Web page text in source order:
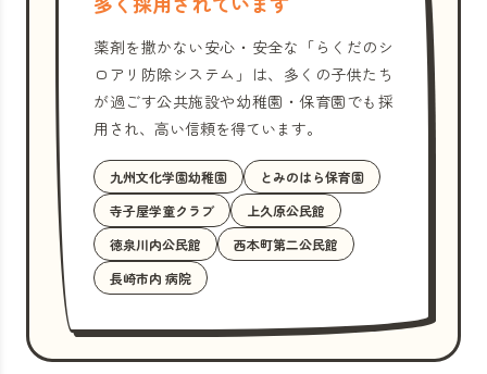
薬剤を撒かない安心・安全な「らくだのシ
ロアリ防除システム」は、多くの子供たち
が過ごす公共施設や幼稚園・保育園でも採
用され、高い信頼を得ています。
九州文化学園幼稚園
とみのはら保育園
寺子屋学童クラブ
上久原公民館
徳泉川内公民館
西本町第二公民館
長崎市内 病院